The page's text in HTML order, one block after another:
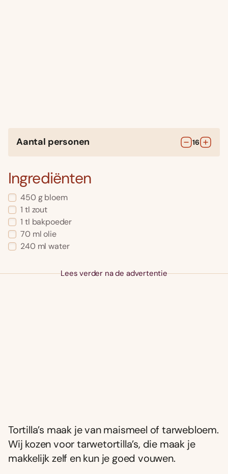
Aantal personen 16
Ingrediënten
450 g bloem
1 tl zout
1 tl bakpoeder
70 ml olie
240 ml water
Lees verder na de advertentie
Tortilla’s maak je van maismeel of tarwebloem.
Wij kozen voor tarwetortilla’s, die maak je
makkelijk zelf en kun je goed vouwen.